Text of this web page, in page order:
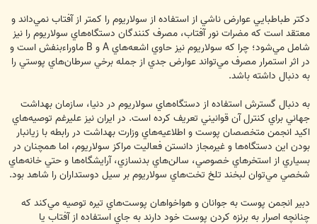
دكتر طباطبايي عوارض ناشي از استفاده از سولاريوم را كمتر از آفتاب نمي‌داند و
معتقد است كه مضرات نور آفتاب، مصرف كنندگان دستگاه‌هاي سولاريوم را نيز
شامل مي‌شود؛ چرا كه سولاريوم نيز حاوي اشعه‌هاي A و B ماوراءبنفش است و
در اثر استمرار مصرف مي‌تواند عوارض جدي از جمله برخي سرطان‌هاي پوستي را
به دنبال داشته باشد.
به دنبال گسترش استفاده از دستگاه‌هاي سولاريوم در دنيا، سازمان بهداشت
جهاني براي كنترل آن قوانيني تعريف كرده است. در ايران نيز عليرغم توصيه‌هاي
اكيد انجمن متخصصان پوست و اطلاعيه‌هاي وزارت بهداشت در رابطه با زيانبار
بودن اين دستگاه‌ها و غيرمجاز دانستن فعاليت مراكز سولاريوم، اما همچنان در
بسياري از استخرهاي خصوصي، سالن‌هاي بدنسازي، آرايشگاه‌ها و حتي خانه‌هاي
شخصي مي‌توان لبخند تلخ تخت‌هاي سولاريوم بر سيل دوستداران را شاهد بود.
دبير انجمن پوست به جوانان و هواخواهان پوست‌هاي تيره توصيه مي‌كند كه
چنانچه اصرار به برنزه كردن پوست خود دارند به جاي استفاده از آفتاب يا